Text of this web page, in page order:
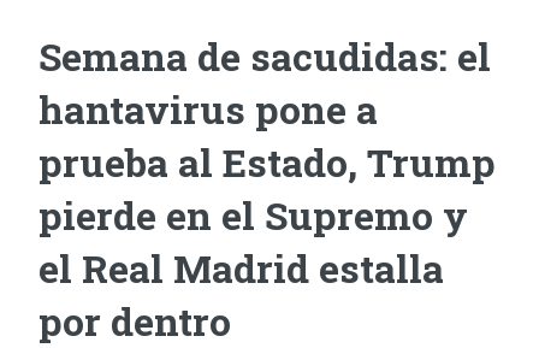
Semana de sacudidas: el
hantavirus pone a
prueba al Estado, Trump
pierde en el Supremo y
el Real Madrid estalla
por dentro